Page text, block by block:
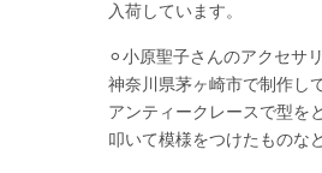
入荷しています。
⚪︎小原聖子さんのアクセサ
神奈川県茅ヶ崎市で制作し
アンティークレースで型を
叩いて模様をつけたものな